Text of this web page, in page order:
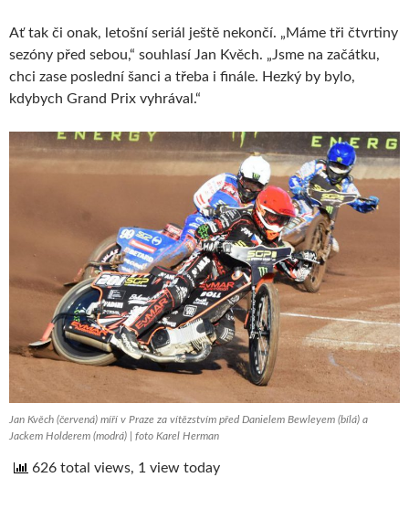
Ať tak či onak, letošní seriál ještě nekončí. „Máme tři čtvrtiny
sezóny před sebou,“ souhlasí Jan Kvěch. „Jsme na začátku,
chci zase poslední šanci a třeba i finále. Hezký by bylo,
kdybych Grand Prix vyhrával.“
Jan Kvěch (červená) míří v Praze za vítězstvím před Danielem Bewleyem (bílá) a
Jackem Holderem (modrá) | foto Karel Herman
626 total views, 1 view today